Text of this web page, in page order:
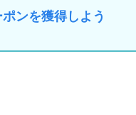
ンを獲得しよう